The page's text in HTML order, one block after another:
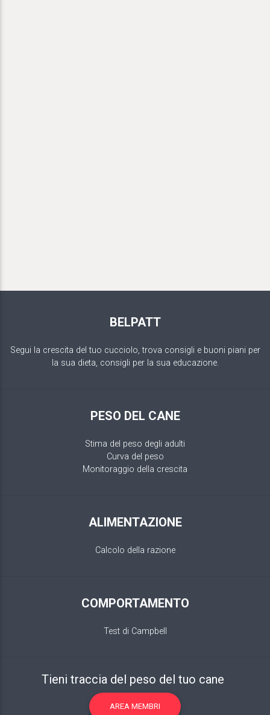
BELPATT
Segui la crescita del tuo cucciolo, trova consigli e buoni piani per
la sua dieta, consigli per la sua educazione.
PESO DEL CANE
Stima del peso degli adulti
Curva del peso
Monitoraggio della crescita
ALIMENTAZIONE
Calcolo della razione
COMPORTAMENTO
Test di Campbell
Tieni traccia del peso del tuo cane
AREA MEMBRI